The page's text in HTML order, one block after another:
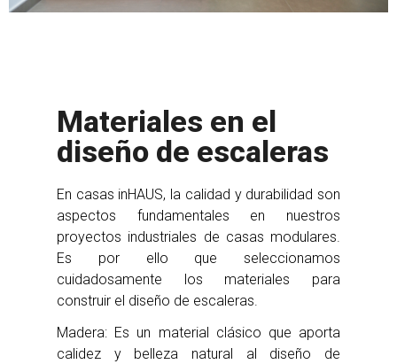
Materiales en el
diseño de escaleras
En casas inHAUS, la calidad y durabilidad son
aspectos fundamentales en nuestros
proyectos industriales de casas modulares.
Es por ello que seleccionamos
cuidadosamente los materiales para
construir el diseño de escaleras.
Madera: Es un material clásico que aporta
calidez y belleza natural al diseño de